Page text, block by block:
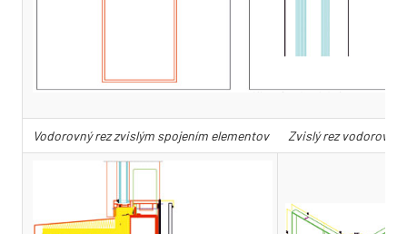
Vodorovný rez zvislým spojením elementovZvislý rez